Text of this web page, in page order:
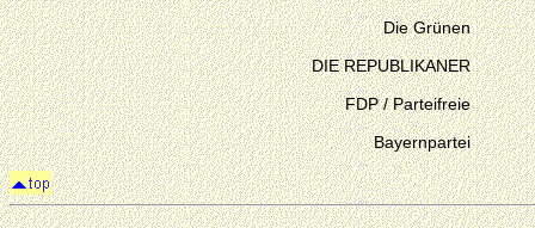
Die Grünen
DIE REPUBLIKANER
FDP / Parteifreie
Bayernpartei